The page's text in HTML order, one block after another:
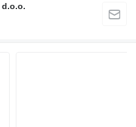
d.o.o.